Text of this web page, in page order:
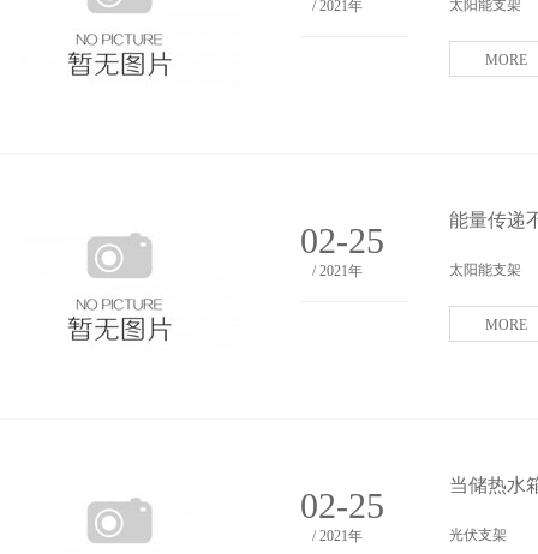
/ 2021年 太阳能支架
MORE
02-25
/ 2021年
能量传递
太阳能支架
MORE
02-25
/ 2021年
当储热水
光伏支架